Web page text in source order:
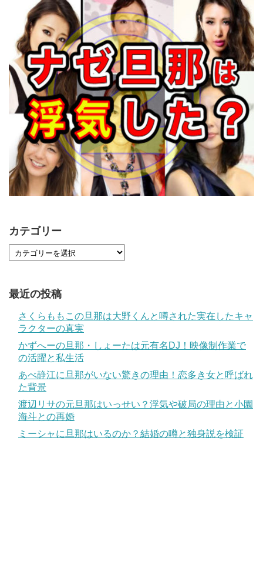
カテゴリー
最近の投稿
さくらももこの旦那は大野くんと噂された実在したキャ
ラクターの真実
かずへーの旦那・しょーたは元有名DJ！映像制作業で
の活躍と私生活
あべ静江に旦那がいない驚きの理由！恋多き女と呼ばれ
た背景
渡辺リサの元旦那はいっせい？浮気や破局の理由と小園
海斗との再婚
ミーシャに旦那はいるのか？結婚の噂と独身説を検証